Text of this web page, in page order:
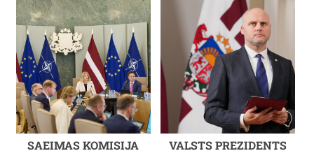
SAEIMAS KOMISIJA
VALSTS PREZIDENTS